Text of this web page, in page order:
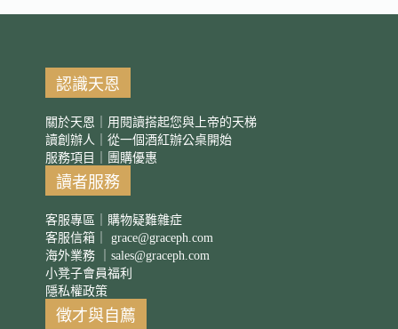
認識天恩
關於天恩｜用閱讀搭起您與上帝的天梯
讀創辦人｜從一個酒紅辦公桌開始
服務項目｜團購優惠
讀者服務
客服專區｜購物疑難雜症
客服信箱｜ grace@graceph.com
海外業務 ｜ sales@graceph.com
小凳子會員福利
隱私權政策
徵才與自薦